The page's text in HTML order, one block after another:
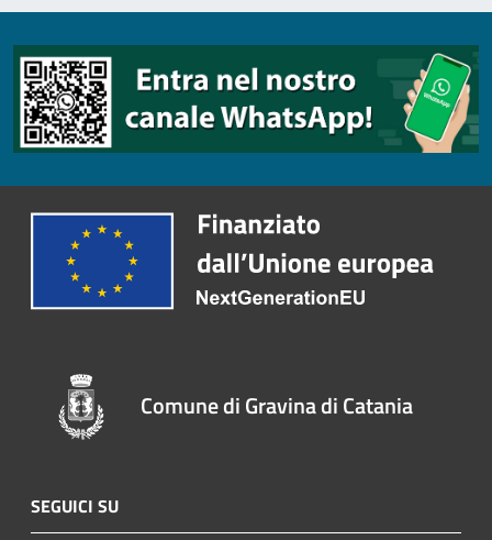
Comune di Gravina di Catania
SEGUICI SU